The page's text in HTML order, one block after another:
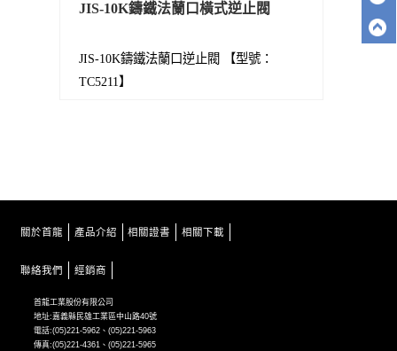
JIS-10K鑄鐵法蘭口橫式逆止閥
JIS-10K鑄鐵法蘭口逆止閥 【型號：
TC5211】
關於首龍 產品介紹 相關證書 相關下載
聯絡我們 經銷商
首龍工業股份有限公司
地址:嘉義縣民雄工業區中山路40號
電話:(05)221-5962、(05)221-5963
傳真:(05)221-4361、(05)221-5965